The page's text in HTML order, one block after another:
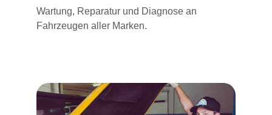
Wartung, Reparatur und Diagnose an
Fahrzeugen aller Marken.